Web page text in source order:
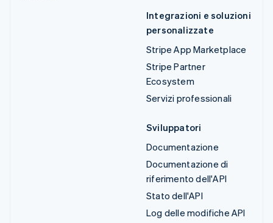
Integrazioni e soluzioni
personalizzate
Stripe App Marketplace
Stripe Partner
Ecosystem
Servizi professionali
Sviluppatori
Documentazione
Documentazione di
riferimento dell'API
Stato dell'API
Log delle modifiche API